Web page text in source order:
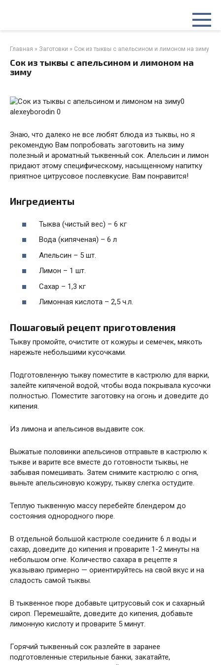
Главная » Заготовки » Сок из тыквы с апельсином и лимоном на зиму
Сок из тыквы с апельсином и лимоном на
зиму
alexeyborodin 0
Знаю, что далеко не все любят блюда из тыквы, но я
рекомендую Вам попробовать заготовить на зиму
полезный и ароматный тыквенный сок. Апельсин и лимон
придают этому специфическому, насыщенному напитку
приятное цитрусовое послевкусие. Вам понравится!
Ингредиенты
Тыква (чистый вес) – 6 кг
Вода (кипяченая) – 6 л
Апельсин – 5 шт.
Лимон – 1 шт.
Сахар – 1,3 кг
Лимонная кислота – 2,5 ч.л.
Пошаговый рецепт приготовления
Тыкву промойте, очистите от кожуры и семечек, мякоть
нарежьте небольшими кусочками.
Подготовленную тыкву поместите в кастрюлю для варки,
залейте кипяченой водой, чтобы вода покрывала кусочки
полностью. Поместите заготовку на огонь и доведите до
кипения.
Из лимона и апельсинов выдавите сок.
Выжатые половинки апельсинов отправьте в кастрюлю к
тыкве и варите все вместе до готовности тыквы, не
забывая помешивать. Затем снимите кастрюлю с огня,
выньте апельсиновую кожуру, тыкву слегка остудите.
Теплую тыквенную массу перебейте блендером до
состояния однородного пюре.
В отдельной большой кастрюле соедините 6 л воды и
сахар, доведите до кипения и проварите 1-2 минуты на
небольшом огне. Количество сахара в рецепте я
указываю примерно — ориентируйтесь на свой вкус и на
сладость самой тыквы.
В тыквенное пюре добавьте цитрусовый сок и сахарный
сироп. Перемешайте, доведите до кипения, добавьте
лимонную кислоту и проварите 5 минут.
Горячий тыквенный сок разлейте в заранее
подготовленные стерильные банки, закатайте,